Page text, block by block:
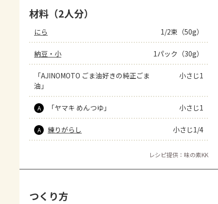
材料（2人分）
にら 1/2束（50g）
納豆・小 1パック（30g）
「AJINOMOTO ごま油好きの純正ごま
油」
小さじ1
A 「ヤマキ めんつゆ」 小さじ1
A 練りがらし 小さじ1/4
レシピ提供：味の素KK
つくり方